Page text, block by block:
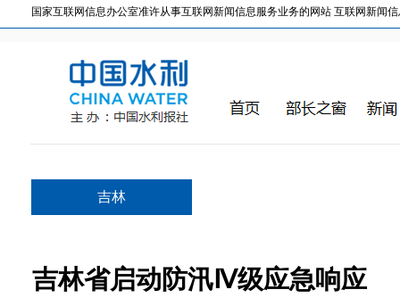
国家互联网信息办公室准许从事互联网新闻信息服务业务的网站 互联网新闻信
吉林
吉林省启动防汛Ⅳ级应急响应